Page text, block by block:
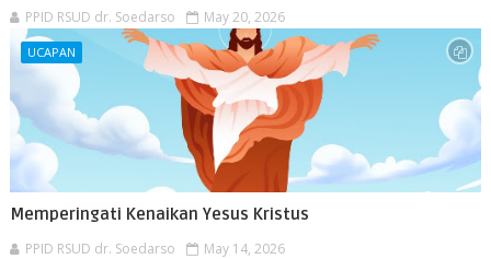
PPID RSUD dr. Soedarso May 20, 2026
UCAPAN
Memperingati Kenaikan Yesus Kristus
PPID RSUD dr. Soedarso May 14, 2026